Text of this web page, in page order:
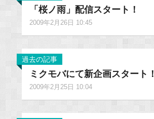
「桜ノ雨」配信スタート！
2009年2月26日 10:45
過去の記事
ミクモバにて新企画スタート！
2009年2月25日 10:04